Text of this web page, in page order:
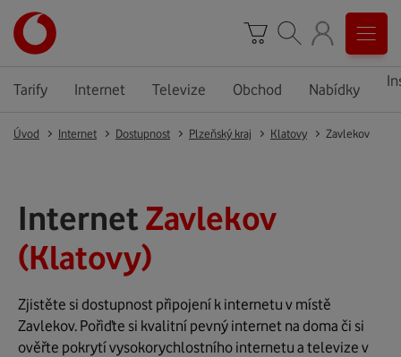
Tarify Internet Televize Obchod Nabídky
Úvod Internet Dostupnost Plzeňský kraj Klatovy Zavlekov
Internet Zavlekov
(Klatovy)
Zjistěte si dostupnost připojení k internetu v místě
Zavlekov. Pořiďte si kvalitní pevný internet na doma či si
ověřte pokrytí vysokorychlostního internetu a televize v